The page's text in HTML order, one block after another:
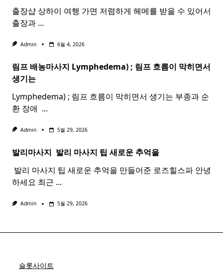
출장샵 상하이 여행 가면 저렴하게 헤메를 받을 수 있어서
출장과 ...
Admin 6월 4, 2026
림프 배농마사지 Lymphedema) ; 림프 흐름이 막히면서
생기는
Lymphedema) ; 림프 흐름이 막히면서 생기는 부종과 순
환 장애 ​ ...
Admin 5월 29, 2026
발리마사지 ​ 발리 마사지 팁 새로운 추억을
​ 발리 마사지 팁 새로운 추억을 만들어준 로즈힐스파 안녕
하세요 최근 ...
Admin 5월 29, 2026
슬롯사이트